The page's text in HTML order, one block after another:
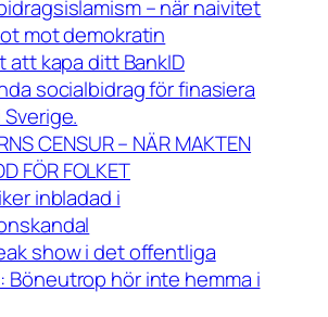
– när naivitet
mot demokratin
att kapa ditt BankID
socialbidrag för finasiera
CENSUR – NÄR MAKTEN
FÖR FOLKET
inbladad i
show i det offentliga
Böneutrop hör inte hemma i